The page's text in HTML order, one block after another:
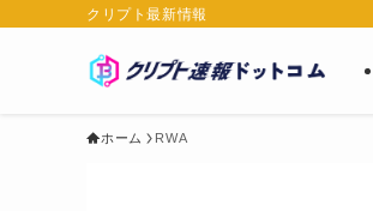
クリプト最新情報
ホーム RWA